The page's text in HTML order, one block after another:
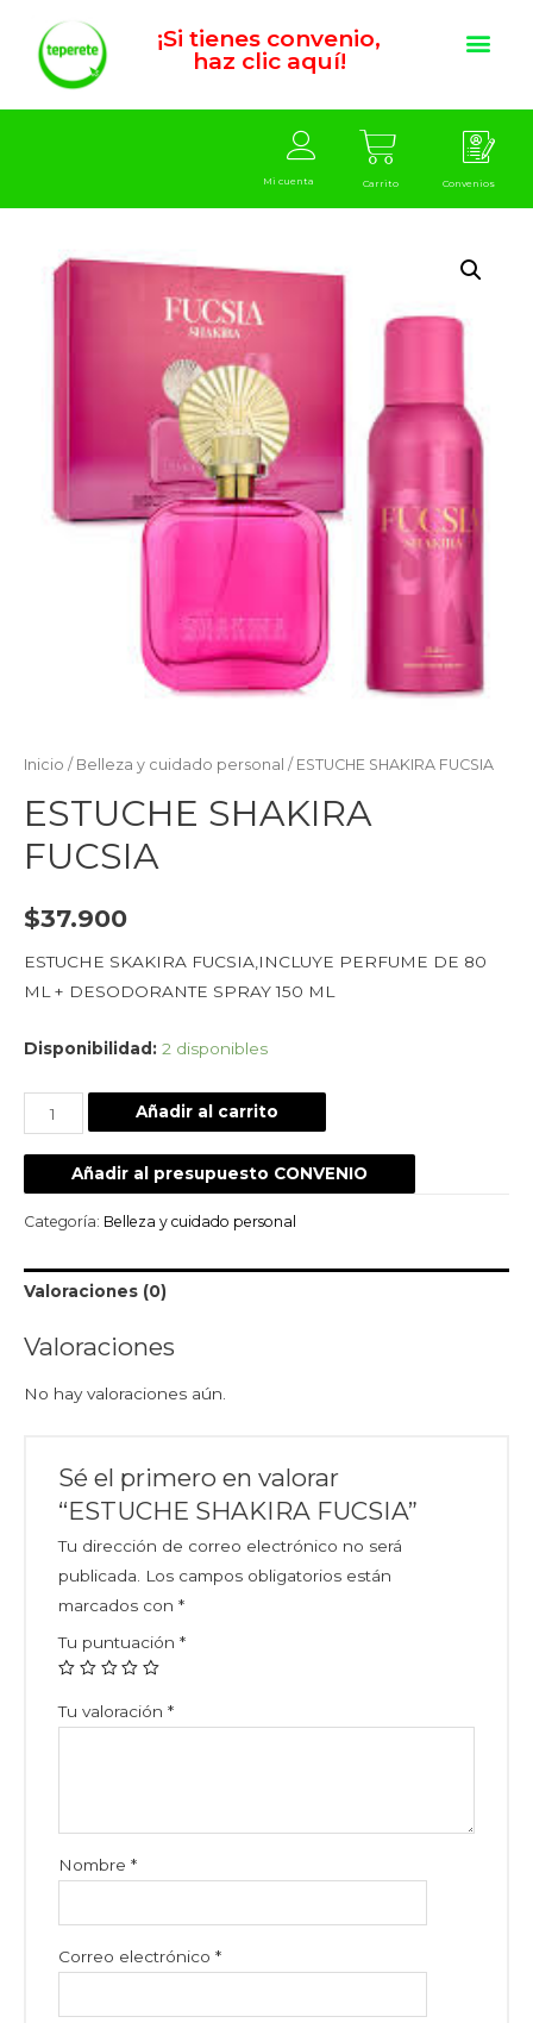
¡Si tienes convenio,
haz clic aquí!
Mi cuenta Carrito Convenios
Inicio / Belleza y cuidado personal / ESTUCHE SHAKIRA FUCSIA
ESTUCHE SHAKIRA
FUCSIA
$37.900
ESTUCHE SKAKIRA FUCSIA,INCLUYE PERFUME DE 80
ML + DESODORANTE SPRAY 150 ML
Disponibilidad: 2 disponibles
Añadir al carrito
Añadir al presupuesto CONVENIO
Categoría: Belleza y cuidado personal
Valoraciones (0)
Valoraciones
No hay valoraciones aún.
Sé el primero en valorar
“ESTUCHE SHAKIRA FUCSIA”
Tu dirección de correo electrónico no será
publicada.
Los campos obligatorios están
marcados con*
Tu puntuación*
Tu valoración*
Nombre*
Correo electrónico*